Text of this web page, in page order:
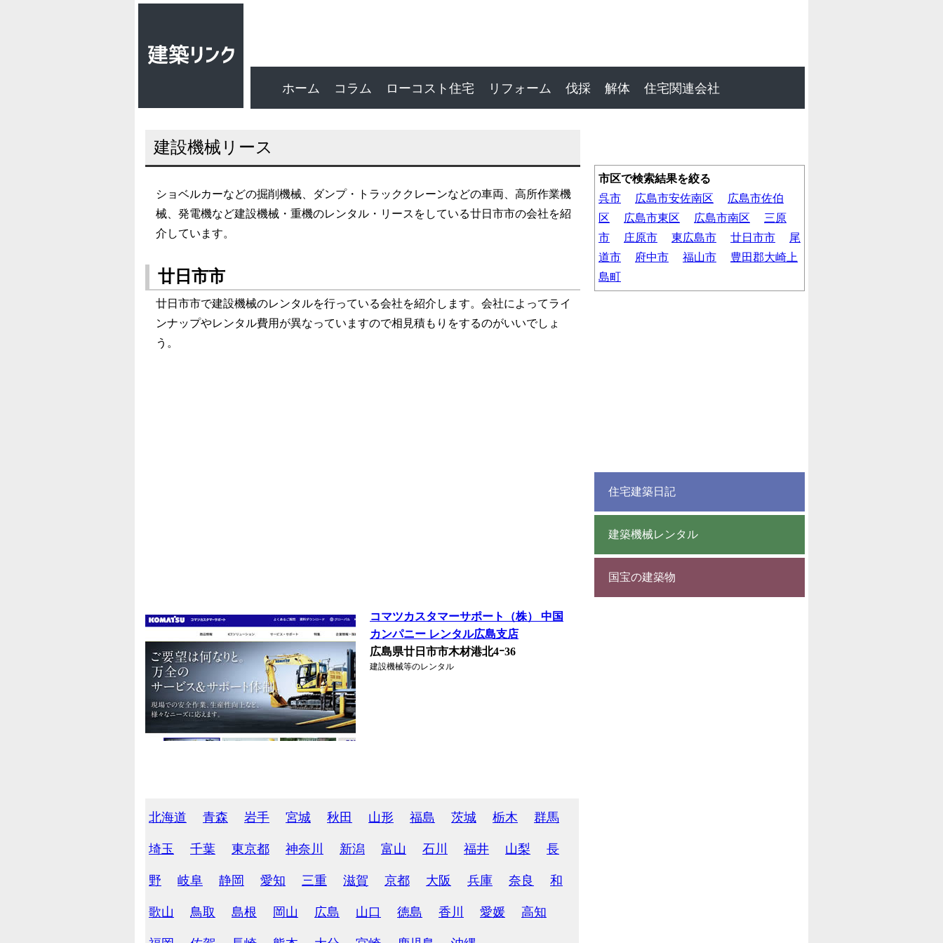
ホーム コラム ローコスト住宅 リフォーム 伐採 解体 住宅関連会社
建設機械リース
ショベルカーなどの掘削機械、ダンプ・トラッククレーンなどの車両、高所作業機
械、発電機など建設機械・重機のレンタル・リースをしている廿日市市の会社を紹
介しています。
廿日市市
廿日市市で建設機械のレンタルを行っている会社を紹介します。会社によってライ
ンナップやレンタル費用が異なっていますので相見積もりをするのがいいでしょ
う。
コマツカスタマーサポート（株） 中国
カンパニー レンタル広島支店
広島県廿日市市木材港北4ｰ36
建設機械等のレンタル
北海道 青森 岩手 宮城 秋田 山形 福島 茨城 栃木 群馬
埼玉 千葉 東京都 神奈川 新潟 富山 石川 福井 山梨 長
野 岐阜 静岡 愛知 三重 滋賀 京都 大阪 兵庫 奈良 和
歌山 鳥取 島根 岡山 広島 山口 徳島 香川 愛媛 高知
市区で検索結果を絞る
呉市
広島市安佐南区
広島市佐伯
区
広島市東区 広島市南区
三原
市
庄原市 東広島市 廿日市市
尾
道市
府中市 福山市
豊田郡大崎上
島町
住宅建築日記
建築機械レンタル
国宝の建築物